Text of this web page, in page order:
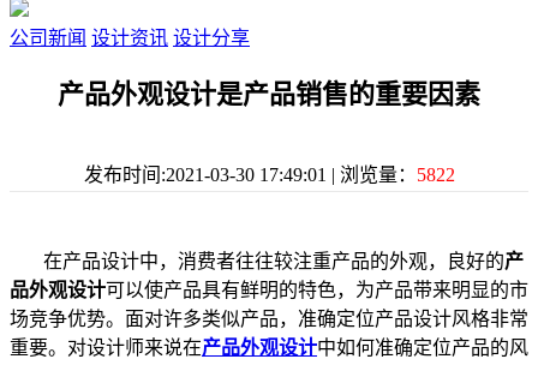
公司新闻 设计资讯 设计分享
产品外观设计是产品销售的重要因素
发布时间:2021-03-30 17:49:01 | 浏览量： 5822
在产品设计中，消费者往往较注重产品的外观，良好的产
品外观设计可以使产品具有鲜明的特色，为产品带来明显的市
场竞争优势。面对许多类似产品，准确定位产品设计风格非常
重要。对设计师来说在产品外观设计中如何准确定位产品的风